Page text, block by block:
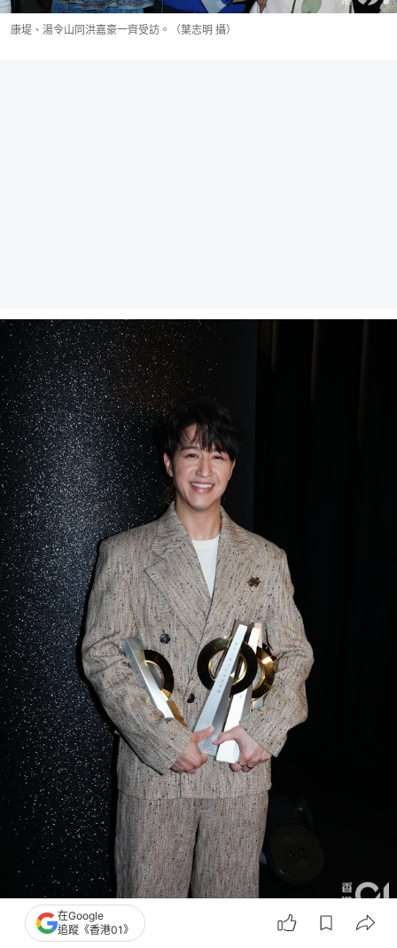
康堤、湯令山同洪嘉豪一齊受訪。（葉志明 攝）
馮允謙奪4獎。（葉志明 攝）
在Google
追蹤《香港01》